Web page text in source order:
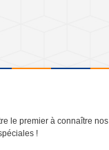
le premier à connaître nos
!